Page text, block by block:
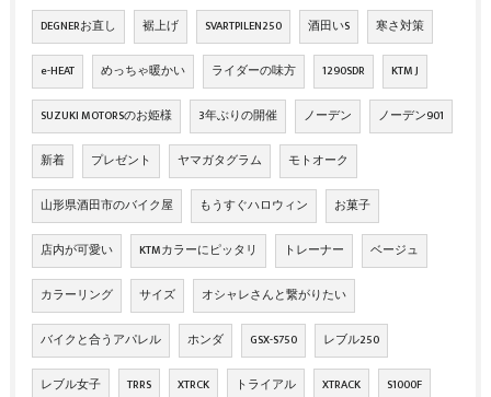
DEGNERお直し 裾上げ SVARTPILEN250 酒田いS 寒さ対策
e-HEAT めっちゃ暖かい ライダーの味方 1290SDR KTM J
SUZUKI MOTORSのお姫様 3年ぶりの開催 ノーデン ノーデン901
新着 プレゼント ヤマガタグラム モトオーク
山形県酒田市のバイク屋 もうすぐハロウィン お菓子
店内が可愛い KTMカラーにピッタリ トレーナー ベージュ
カラーリング サイズ オシャレさんと繋がりたい
バイクと合うアパレル ホンダ GSX-S750 レブル250
レブル女子 TRRS XTRCK トライアル XTRACK S1000F